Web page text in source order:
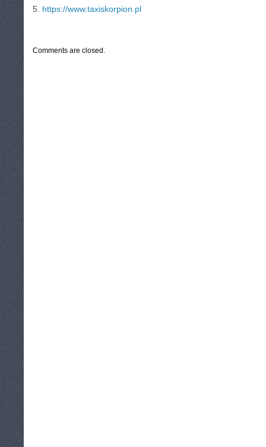
5. https://www.taxiskorpion.pl
Comments are closed.